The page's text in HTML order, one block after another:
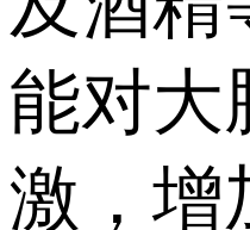
能对大
激，增